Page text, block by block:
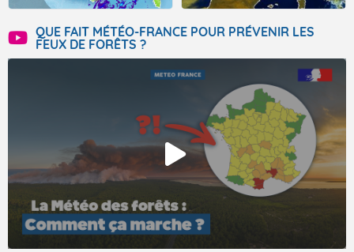
QUE FAIT MÉTÉO-FRANCE POUR PRÉVENIR LES
FEUX DE FORÊTS ?